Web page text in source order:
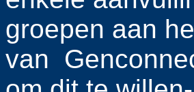
groepen aan
van